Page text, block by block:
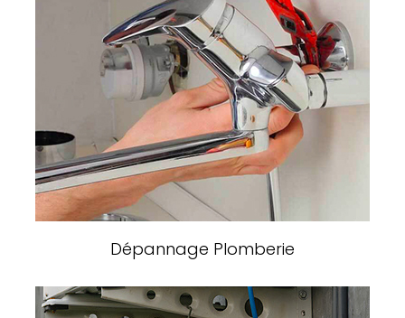
Dépannage Plomberie